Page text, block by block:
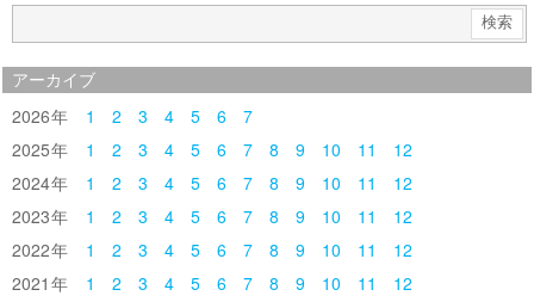
アーカイブ
2026 1 2 3 4 5 6
7
2025
1 2 3 4 5 6 7 8 9 10 11
12
2024
1 2 3 4 5 6 7 8 9 10 11
12
2023
1 2 3 4 5 6 7 8 9 10 11
12
2022
1 2 3 4 5 6 7 8 9 10 11
12
2021
1 2 3 4 5 6 7 8 9 10 11
12